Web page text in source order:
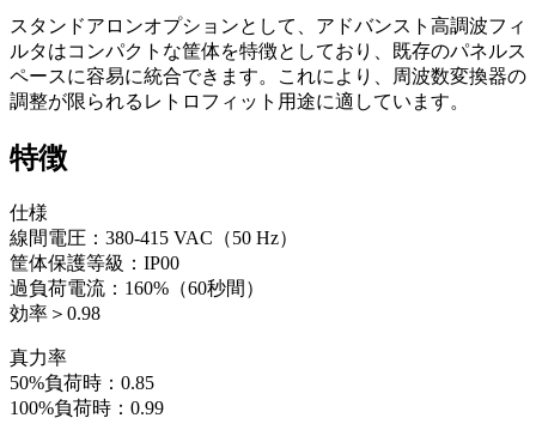
スタンドアロンオプションとして、アドバンスト高調波フィ
ルタはコンパクトな筐体を特徴としており、既存のパネルス
ペースに容易に統合できます。これにより、周波数変換器の
調整が限られるレトロフィット用途に適しています。
特徴
仕様
線間電圧：380-415 VAC（50 Hz）
筐体保護等級：IP00
過負荷電流：160%（60秒間）
効率＞0.98
真力率
50%負荷時：0.85
100%負荷時：0.99